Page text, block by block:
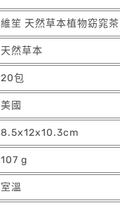
維笙 天然草本植物窈窕茶
天然草本
20包
美國
8.5x12x10.3cm
107 g
室溫